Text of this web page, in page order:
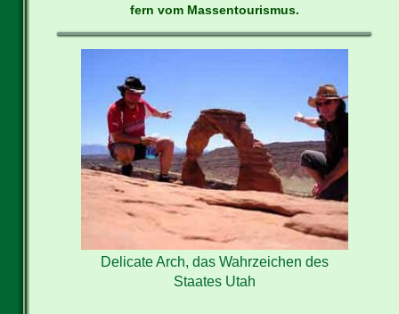
fern vom Massentourismus.
Delicate Arch, das Wahrzeichen des
Staates Utah